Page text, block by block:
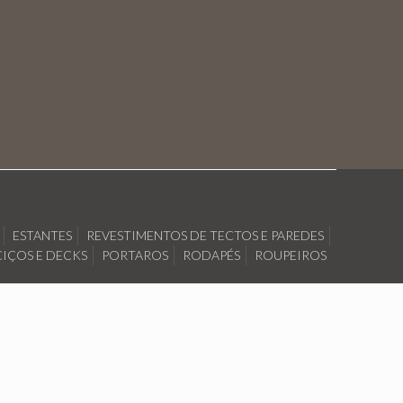
ESTANTES
REVESTIMENTOS DE TECTOS E PAREDES
E DECKS
PORTAROS RODAPÉS ROUPEIROS